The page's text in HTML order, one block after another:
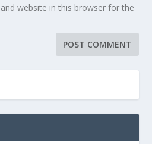
website in this browser for the